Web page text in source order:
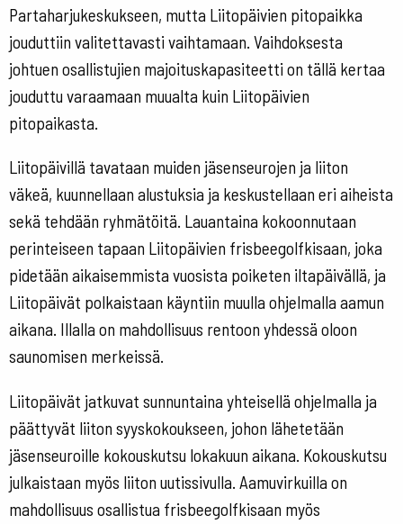
Partaharjukeskukseen, mutta Liitopäivien pitopaikka
jouduttiin valitettavasti vaihtamaan. Vaihdoksesta
johtuen osallistujien majoituskapasiteetti on tällä kertaa
jouduttu varaamaan muualta kuin Liitopäivien
pitopaikasta.
Liitopäivillä tavataan muiden jäsenseurojen ja liiton
väkeä, kuunnellaan alustuksia ja keskustellaan eri aiheista
sekä tehdään ryhmätöitä. Lauantaina kokoonnutaan
perinteiseen tapaan Liitopäivien frisbeegolfkisaan, joka
pidetään aikaisemmista vuosista poiketen iltapäivällä, ja
Liitopäivät polkaistaan käyntiin muulla ohjelmalla aamun
aikana. Illalla on mahdollisuus rentoon yhdessä oloon
saunomisen merkeissä.
Liitopäivät jatkuvat sunnuntaina yhteisellä ohjelmalla ja
päättyvät liiton syyskokoukseen, johon lähetetään
jäsenseuroille kokouskutsu lokakuun aikana. Kokouskutsu
julkaistaan myös liiton uutissivulla. Aamuvirkuilla on
mahdollisuus osallistua frisbeegolfkisaan myös